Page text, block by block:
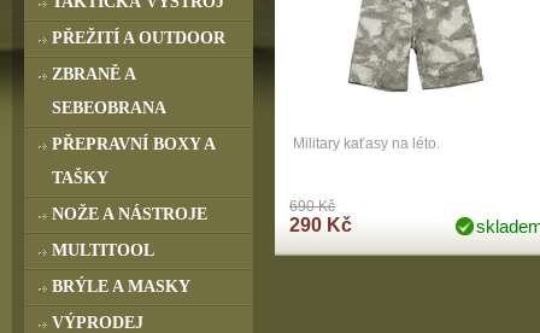
Military kaťasy na léto.
690 Kč
290 Kč
PŘEŽITÍ A OUTDOOR
ZBRANĚ A
SEBEOBRANA
PŘEPRAVNÍ BOXY A
TAŠKY
NOŽE A NÁSTROJE
MULTITOOL
BRÝLE A MASKY
VÝPRODEJ